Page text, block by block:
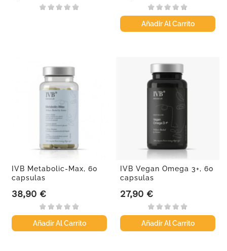
Añadir Al Carrito
IVB Metabolic-Max, 60
capsulas
Precio
38,90 €
Añadir Al Carrito
IVB Vegan Omega 3+, 60
capsulas
Precio
27,90 €
Añadir Al Carrito